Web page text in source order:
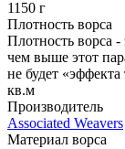
1150 г
Плотность ворса
Плотность ворса
чем выше этот
не будет
кв.м
Производитель
Associated Weavers
Материал ворса